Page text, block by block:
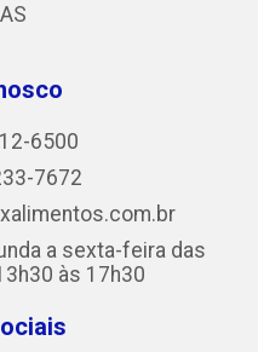
6500
7672
a sexta-feira das
às 17h30